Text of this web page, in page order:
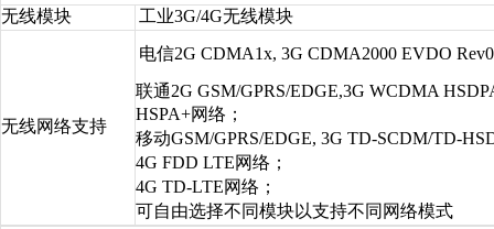
无线模块 工业3G/4G无线模块
无线网络支持
电信2G CDMA1x, 3G CDMA2000 EVDO
联通2G GSM/GPRS/EDGE,3G WCDMA
HSPA+网络；
移动GSM/GPRS/EDGE, 3G TD-SCDM/TD-
4G FDD LTE网络；
4G TD-LTE网络；
可自由选择不同模块以支持不同网络模式